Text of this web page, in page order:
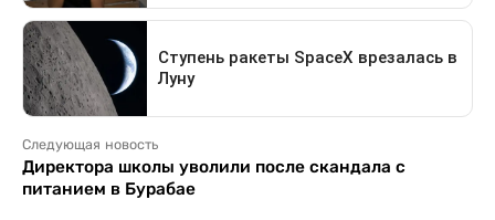
Следующая новость
Директора школы уволили после скандала с
питанием в Бурабае